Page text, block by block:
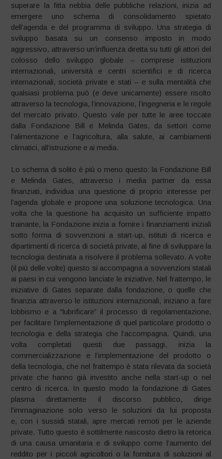
superare la fitta nebbia delle pubbliche relazioni, inizia ad
emergere uno schema di consolidamento spietato
dell’agenda e del programma di sviluppo. Una strategia di
sviluppo basata su un consenso imposto in modo
aggressivo, attraverso un’influenza diretta su tutti gli attori del
colosso dello sviluppo globale – comprese istituzioni
internazionali, università e centri scientifici e di ricerca
internazionali, società private e stati – e sulla mentalità che
qualsiasi problema può (e deve unicamente) essere risolto
attraverso la tecnologia, l’innovazione, l’ingegneria e le regole
del mercato privato. Questo vale per tutte le aree toccate
dalla Fondazione Bill e Melinda Gates, da settori come
l’alimentazione e l’agricoltura, alla salute, ai cambiamenti
climatici, all’istruzione e ai media.
Lo schema di solito è più o meno questo: la Fondazione Bill
e Melinda Gates, attraverso i media partner da essa
finanziati, individua una questione di proprio interesse per
l’agenda globale e propone una soluzione tecnologica. Una
volta che la questione ha acquisito un sufficiente impatto
trainante, la Fondazione inizia a fornire i finanziamenti iniziali
sotto forma di sovvenzioni a start-up, istituti di ricerca e
dipartimenti di ricerca di società private, al fine di sviluppare la
tecnologia destinata a risolvere il problema sollevato. A volte
(il più delle volte) questo si accompagna a sovvenzioni statali
ai paesi in cui vengono lanciate le iniziative. Nel frattempo, le
iniziative di Gates separate dalla fondazione, o quelle che
finanzia attraverso le istituzioni internazionali, iniziano a fare
lobbismo e a “lubrificare” il processo di regolamentazione,
per facilitare l’implementazione di quel particolare prodotto o
tecnologia e della strategia che l’accompagna. Quindi, una
volta completati questi due passaggi, inizia la
commercializzazione e l’implementazione del prodotto o
della tecnologia, che nel frattempo è stata rilevata da società
private che hanno già investito anche nella start-up o nel
centro di ricerca. In questo modo la fondazione di Gates
plasma direttamente il discorso pubblico, dirige
l’immaginazione solo verso le soluzioni da lui proposta
e, con i sussidi statali, apre mercati remoti per le aziende
private. Tutto questo è sottilmente nascosto dietro la retorica
di una causa umanitaria e di sviluppo come l’aumento del
reddito per i piccoli agricoltori o la fornitura di soluzioni al